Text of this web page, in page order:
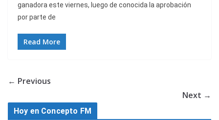
ganadora este viernes, luego de conocida la aprobación
por parte de
Read More
← Previous
Next →
Hoy en Concepto FM